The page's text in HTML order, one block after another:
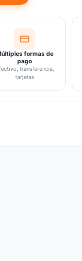
formas de
pago
transferencia,
tarjetas